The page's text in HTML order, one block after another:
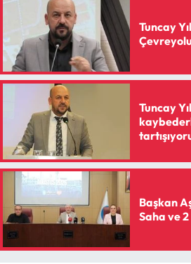
Tuncay
Çevreyolu
Tuncay
Başkan
Saha ve